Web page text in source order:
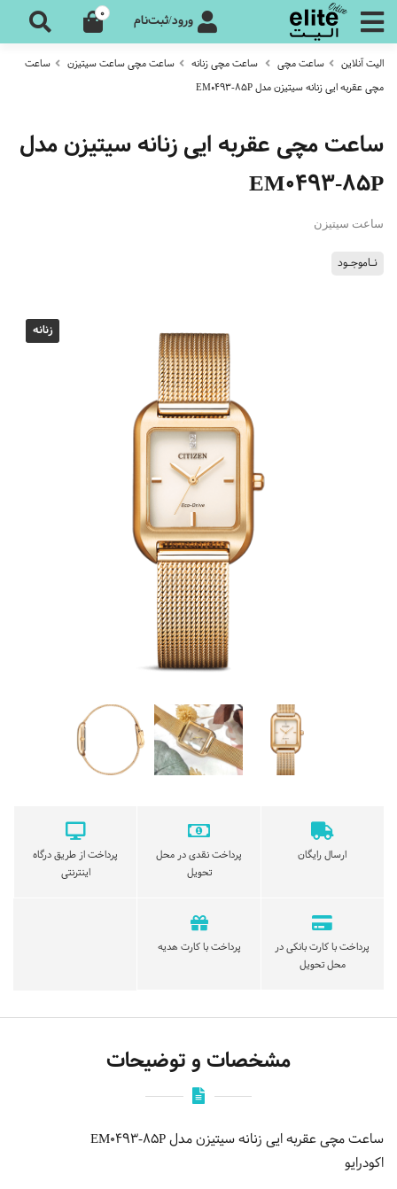
ورود/ثبت‌نام 0
الیت آنلاین ساعت مچی ساعت مچی زنانه ساعت مچی ساعت سیتیزن
ساعت
مچی عقربه ایی زنانه سیتیزن مدل EM0493-85P
ساعت مچی عقربه ایی زنانه سیتیزن مدل
EM0493-85P
ساعت سیتیزن
نـاموجـود
زنانه
ارسال رایگان
پرداخت نقدی در محل
تحویل
پرداخت از طریق درگاه
اینترنتی
پرداخت با کارت بانکی در
محل تحویل
پرداخت با کارت هدیه
مشخصات و توضیحات
ساعت مچی عقربه ایی زنانه سیتیزن مدل EM0493-85P
اکودرایو